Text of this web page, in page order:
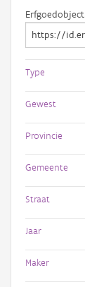
Erfgoedobject
Type
Gewest
Provincie
Gemeente
Straat
Jaar
Maker